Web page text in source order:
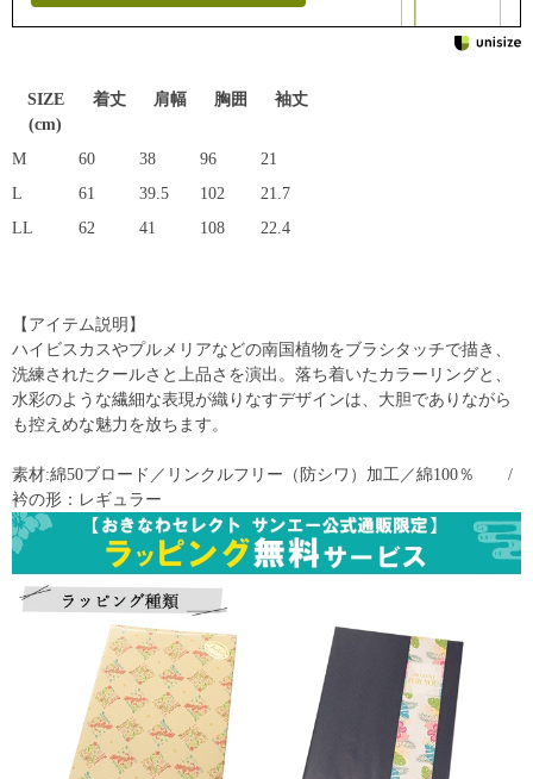
SIZE
(cm)
着丈 肩幅 胸囲 袖丈
M 60 38 96
21
L
61 39.5 102
21.7
LL
62 41 108 22.4
【アイテム説明】
ハイビスカスやプルメリアなどの南国植物をブラシタッチで描き、
洗練されたクールさと上品さを演出。落ち着いたカラーリングと、
水彩のような繊細な表現が織りなすデザインは、大胆でありながら
も控えめな魅力を放ちます。
素材:綿50ブロード／リンクルフリー（防シワ）加工／綿100％ /
衿の形：レギュラー